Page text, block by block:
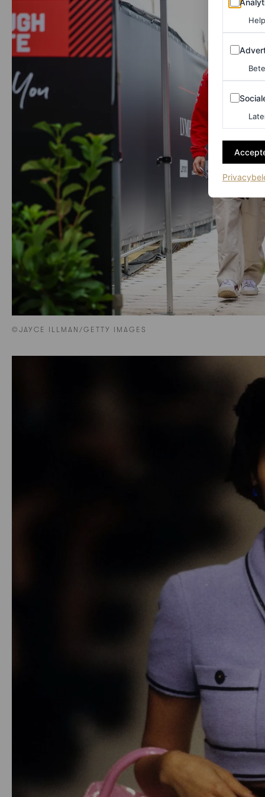
©JAYCE ILLMAN/GETTY IMAGES
Sociale